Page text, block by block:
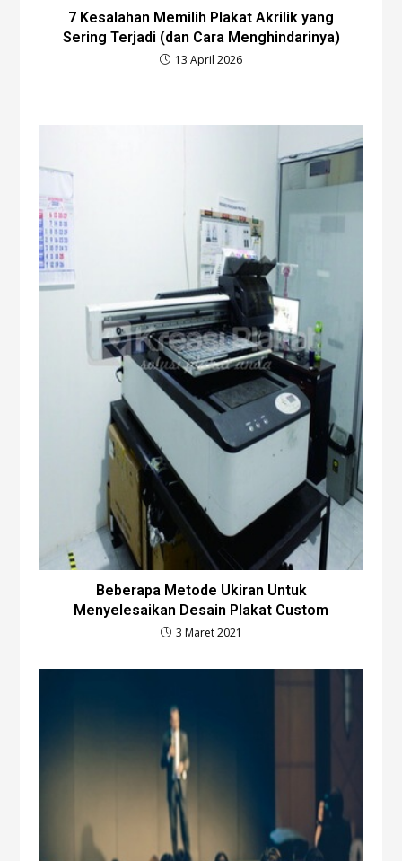
7 Kesalahan Memilih Plakat Akrilik yang
Sering Terjadi (dan Cara Menghindarinya)
13 April 2026
Beberapa Metode Ukiran Untuk
Menyelesaikan Desain Plakat Custom
3 Maret 2021